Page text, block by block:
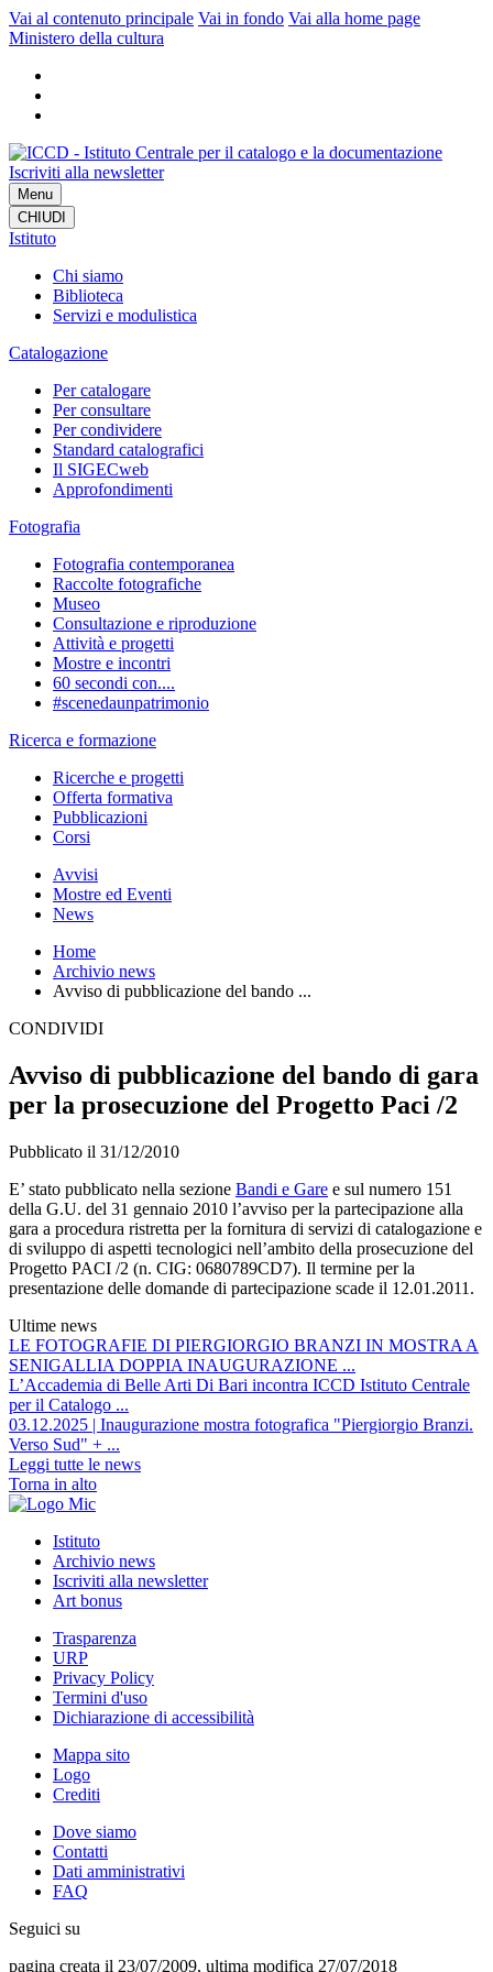
Vai al contenuto principale Vai in fondo Vai alla home page
Ministero della cultura
Iscriviti alla newsletter
Menu
CHIUDI
Istituto
Chi siamo
Biblioteca
Servizi e modulistica
Catalogazione
Per catalogare
Per consultare
Per condividere
Standard catalografici
Il SIGECweb
Approfondimenti
Fotografia
Fotografia contemporanea
Raccolte fotografiche
Museo
Consultazione e riproduzione
Attività e progetti
Mostre e incontri
60 secondi con....
#scenedaunpatrimonio
Ricerca e formazione
Ricerche e progetti
Offerta formativa
Pubblicazioni
Corsi
Avvisi
Mostre ed Eventi
News
Home
Archivio news
Avviso di pubblicazione del bando ...
CONDIVIDI
Avviso di pubblicazione del bando di gara
per la prosecuzione del Progetto Paci /2
Pubblicato il 31/12/2010
E’ stato pubblicato nella sezione Bandi e Gare e sul numero 151
della G.U. del 31 gennaio 2010 l’avviso per la partecipazione alla
gara a procedura ristretta per la fornitura di servizi di catalogazione e
di sviluppo di aspetti tecnologici nell’ambito della prosecuzione del
Progetto PACI /2 (n. CIG: 0680789CD7). Il termine per la
presentazione delle domande di partecipazione scade il 12.01.2011.
Ultime news
LE FOTOGRAFIE DI PIERGIORGIO BRANZI IN MOSTRA A
SENIGALLIA DOPPIA INAUGURAZIONE ...
L’Accademia di Belle Arti Di Bari incontra ICCD Istituto Centrale
per il Catalogo ...
03.12.2025 | Inaugurazione mostra fotografica "Piergiorgio Branzi.
Verso Sud" + ...
Leggi tutte le news
Torna in alto
Istituto
Archivio news
Iscriviti alla newsletter
Art bonus
Trasparenza
URP
Privacy Policy
Termini d'uso
Dichiarazione di accessibilità
Mappa sito
Logo
Crediti
Dove siamo
Contatti
Dati amministrativi
FAQ
Seguici su
pagina creata il 23/07/2009, ultima modifica 27/07/2018